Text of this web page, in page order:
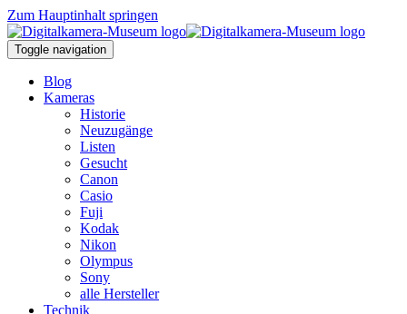
Zum Hauptinhalt springen
Toggle navigation
Blog
Kameras
Historie
Neuzugänge
Listen
Gesucht
Canon
Casio
Fuji
Kodak
Nikon
Olympus
Sony
alle Hersteller
Technik